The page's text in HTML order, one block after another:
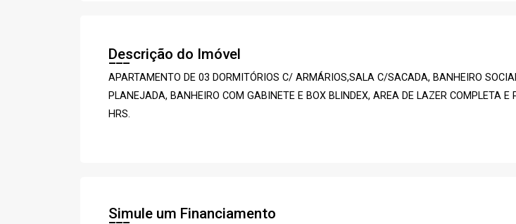
Descrição do Imóvel
APARTAMENTO DE 03 DORMITÓRIOS C/ ARMÁRIOS,SALA C/SACADA, BANHEIRO
PLANEJADA, BANHEIRO COM GABINETE E BOX BLINDEX, AREA DE LAZER COMPLETA E
HRS.
Simule um Financiamento